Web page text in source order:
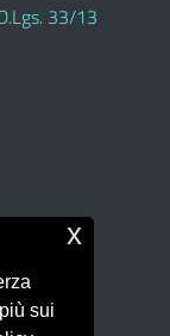
33/13
sui
x